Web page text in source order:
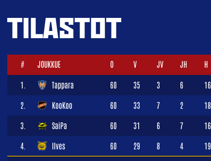
TILASTOT
# JOUKKUE O V JV JH H
1. Tappara 60 35 3 6 16
2. KooKoo 60 33 7 2 18
3. SaiPa 60 31 6 7 16
4. Ilves 60 29 8 4 19